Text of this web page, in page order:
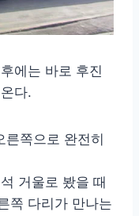
에는 바로 후진
다.
쪽으로 완전히
거울로 봤을 때
쪽 다리가 만나는